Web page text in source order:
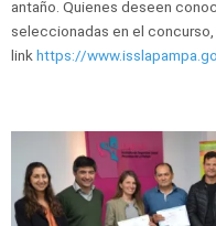
antaño. Quienes deseen
seleccionadas en el
link https://